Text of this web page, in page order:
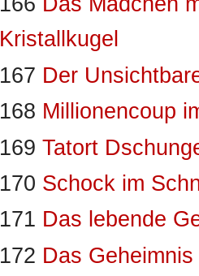
Kristallkugel
167 Der
168 Millionencoup
169Tatort
170 Schock im
171 Das lebende
172 Das